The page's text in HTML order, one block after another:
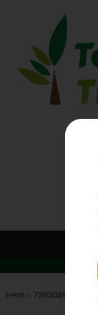
Hem » 7393089380105